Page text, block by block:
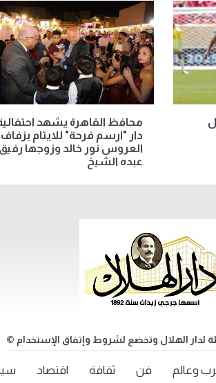
محافظ القاهرة يشهد
دار "ارسم فرحة" للايتام بزفاف
العروس نور خالد وزوجها
عبده الشيخ
لدار الهلال وتخضع لشروط وإتفاق الإستخدام ©
وعالم فن ثقافة اقتصاد